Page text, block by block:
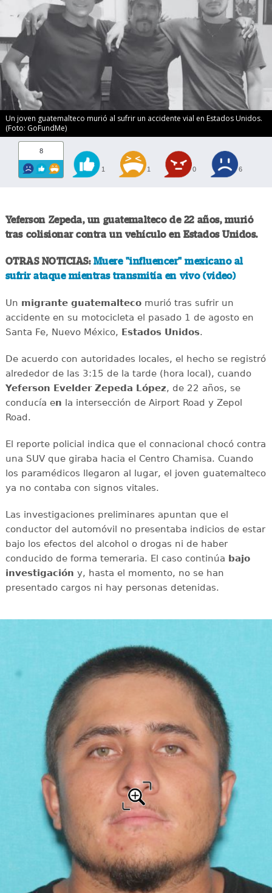
Un joven guatemalteco murió al sufrir un accidente vial en Estados Unidos.
(Foto: GoFundMe)
8
1 1 0 6
Yeferson Zepeda, un guatemalteco de 22 años, murió
tras colisionar contra un vehículo en Estados Unidos.
OTRAS NOTICIAS: Muere "influencer" mexicano al
sufrir ataque mientras transmitía en vivo (video)
Un migrante guatemaltecomurió tras sufrir un
accidente en su motocicleta el pasado 1 de agosto en
Santa Fe, Nuevo México, Estados Unidos.
De acuerdo con autoridades locales, el hecho se registró
alrededor de las 3:15 de la tarde (hora local), cuando
Yeferson Evelder Zepeda López, de 22 años, se
conducía en la intersección de Airport Road y Zepol
Road.
El reporte policial indica que el connacional chocó contra
una SUV que giraba hacia el Centro Chamisa. Cuando
los paramédicos llegaron al lugar, el joven guatemalteco
ya no contaba con signos vitales.
Las investigaciones preliminares apuntan que el
conductor del automóvil no presentaba indicios de estar
bajo los efectos del alcohol o drogas ni de haber
conducido de forma temeraria. El caso continúa bajo
investigación y, hasta el momento, no se han
presentado cargos ni hay personas detenidas.